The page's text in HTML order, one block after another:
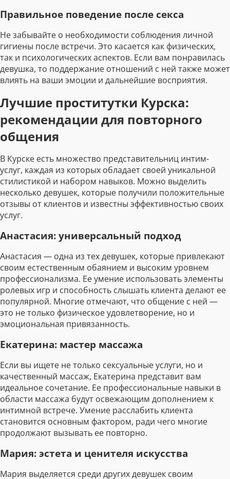
Правильное поведение после секса
Не забывайте о необходимости соблюдения личной
гигиены после встречи. Это касается как физических,
так и психологических аспектов. Если вам понравилась
девушка, то поддержание отношений с ней также может
влиять на ваши эмоции и дальнейшие восприятия.
Лучшие проститутки Курска:
рекомендации для повторного
общения
В Курске есть множество представительниц интим-
услуг, каждая из которых обладает своей уникальной
стилистикой и набором навыков. Можно выделить
несколько девушек, которые получили положительные
отзывы от клиентов и известны эффективностью своих
услуг.
Анастасия: универсальный подход
Анастасия — одна из тех девушек, которые привлекают
своим естественным обаянием и высоким уровнем
профессионализма. Ее умение использовать элементы
ролевых игр и способность слышать клиента делают ее
популярной. Многие отмечают, что общение с ней —
это не только физическое удовлетворение, но и
эмоциональная привязанность.
Екатерина: мастер массажа
Если вы ищете не только сексуальные услуги, но и
качественный массаж, Екатерина представит вам
идеальное сочетание. Ее профессиональные навыки в
области массажа будут освежающим дополнением к
интимной встрече. Умение расслабить клиента
становится основным фактором, ради чего многие
продолжают вызывать ее повторно.
Мария: эстета и ценителя искусства
Мария выделяется среди других девушек своим